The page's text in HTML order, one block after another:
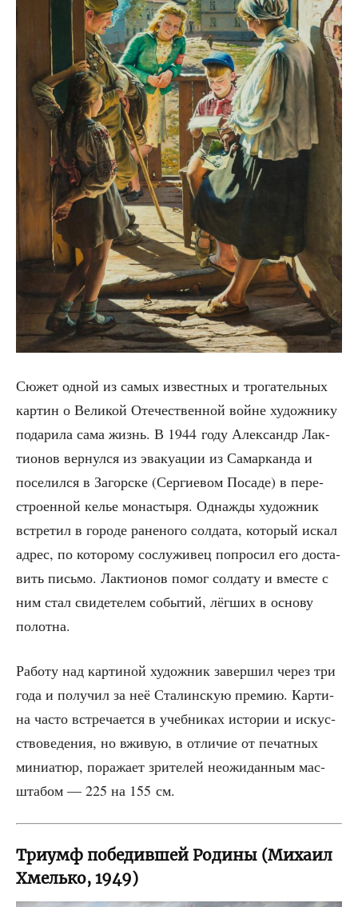
Сюжет одной из самых извест­ных и тро­га­тель­ных
кар­тин о Вели­кой Оте­че­ствен­ной войне худож­ни­ку
пода­ри­ла сама жизнь. В 1944 году Алек­сандр Лак­
ти­о­нов вер­нул­ся из эва­ку­а­ции из Самар­кан­да и
посе­лил­ся в Загор­ске (Сер­ги­е­вом Поса­де) в пере­
стро­ен­ной келье мона­сты­ря. Одна­жды худож­ник
встре­тил в горо­де ране­но­го сол­да­та, кото­рый искал
адрес, по кото­ро­му сослу­жи­вец попро­сил его доста­
вить пись­мо. Лак­ти­о­нов помог сол­да­ту и вме­сте с
ним стал сви­де­те­лем собы­тий, лёг­ших в осно­ву
полотна.
Рабо­ту над кар­ти­ной худож­ник завер­шил через три
года и полу­чил за неё Ста­лин­скую пре­мию. Кар­ти­
на часто встре­ча­ет­ся в учеб­ни­ках исто­рии и искус­
ство­ве­де­ния, но вжи­вую, в отли­чие от печат­ных
мини­а­тюр, пора­жа­ет зри­те­лей неожи­дан­ным мас­
шта­бом — 225 на 155 см.
Триумф победившей Родины (Михаил
Хмелько, 1949)